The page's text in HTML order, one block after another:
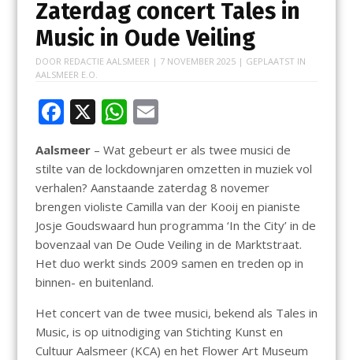
Zaterdag concert Tales in
Music in Oude Veiling
DOOR REDACTIE AALSMEER | 7 NOVEMBER 2025| GEPLAATST IN
AALSMEER E.O.
F
e
b
o
o
k
X W
at
s
A
p
p
E
ai
l
Aalsmeer– Wat gebeurt er als twee musici de
stilte van de lockdownjaren omzetten in muziek vol
verhalen? Aanstaande zaterdag 8 novemer
brengen violiste Camilla van der Kooij en pianiste
Josje Goudswaard hun programma ‘In the City’ in de
bovenzaal van De Oude Veiling in de Marktstraat.
Het duo werkt sinds 2009 samen en treden op in
binnen- en buitenland.
Het concert van de twee musici, bekend als Tales in
Music, is op uitnodiging van Stichting Kunst en
Cultuur Aalsmeer (KCA) en het Flower Art Museum